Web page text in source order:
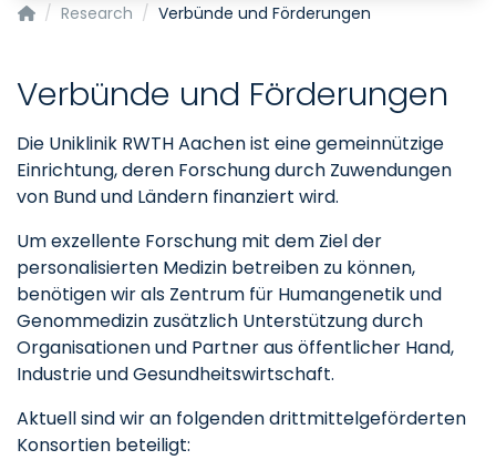
Center for Human Genetics and Genomic Medicine
Research Verbünde und Förderungen
Verbünde und Förderungen
Die Uniklinik RWTH Aachen ist eine gemeinnützige
Einrichtung, deren Forschung durch Zuwendungen
von Bund und Ländern finanziert wird.
Um exzellente Forschung mit dem Ziel der
personalisierten Medizin betreiben zu können,
benötigen wir als Zentrum für Humangenetik und
Genommedizin zusätzlich Unterstützung durch
Organisationen und Partner aus öffentlicher Hand,
Industrie und Gesundheitswirtschaft.
Aktuell sind wir an folgenden drittmittelgeförderten
Konsortien beteiligt: